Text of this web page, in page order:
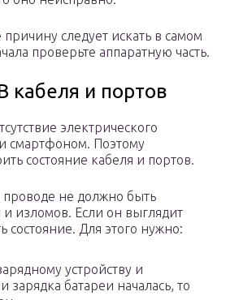
следует искать в самом
проверьте аппаратную часть.
кабеля и портов
электрического
смартфоном. Поэтому
состояние кабеля и портов.
не должно быть
изломов. Если он выглядит
состояние. Для этого нужно:
устройству и
зарядка батареи началась, то